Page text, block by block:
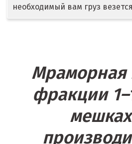
Р
Реутов
Ростов на Дону
необходимый вам груз
Мраморная
фракции